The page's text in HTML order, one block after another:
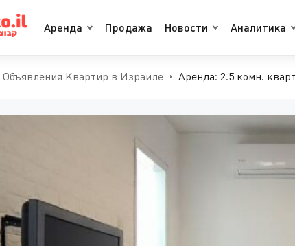
Аренда Продажа Новости Аналитика
Объявления Квартир в Израиле Аренда: 2.5 комн.